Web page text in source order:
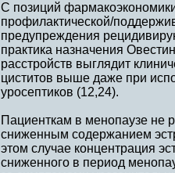
С позиций
профилактической/
предупреждения
практика назначения
расстройств выглядит
циститов выше даже при
уросептиков (12,24).
Пациенткам в менопаузе не
сниженным содержанием
этом случае концентрация
сниженного в период